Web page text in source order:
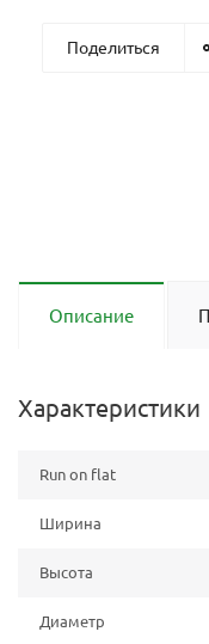
Поделиться
Описание
Характеристики
Run on flat
Ширина
Высота
Диаметр